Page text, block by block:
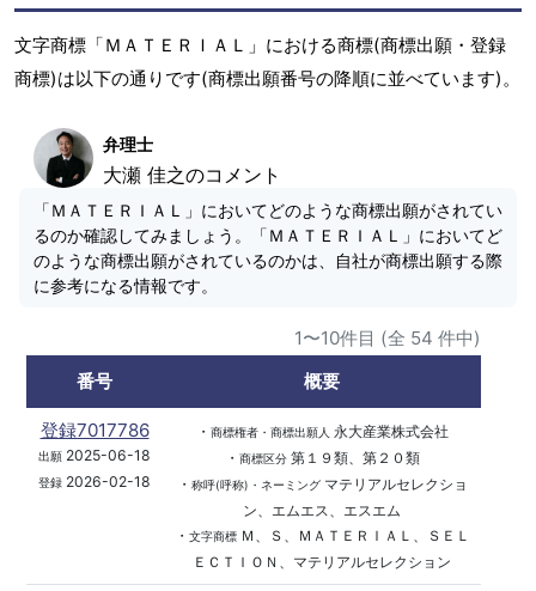
文字商標「ＭＡＴＥＲＩＡＬ」における商標(商標出願・登録
商標)は以下の通りです(商標出願番号の降順に並べています)。
弁理士
大瀬 佳之のコメント
「ＭＡＴＥＲＩＡＬ」においてどのような商標出願がされてい
るのか確認してみましょう。「ＭＡＴＥＲＩＡＬ」においてど
のような商標出願がされているのかは、自社が商標出願する際
に参考になる情報です。
1〜10件目 (全 54 件中)
番号
概要
登録7017786
出願 2025-06-18
登録 2026-02-18
・ 商標権者・商標出願人 永大産業株式会社
・ 商標区分第１９類、第２０類
・ 称呼(呼称)・ネーミングマテリアルセレクショ
ン、エムエス、エスエム
・ 文字商標Ｍ、Ｓ、ＭＡＴＥＲＩＡＬ、ＳＥＬ
ＥＣＴＩＯＮ、マテリアルセレクション